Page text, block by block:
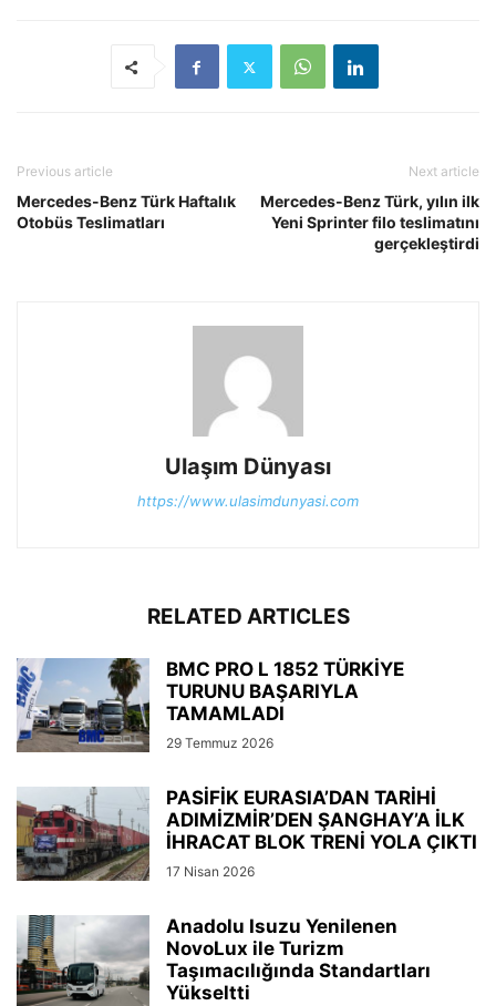
Previous article
Mercedes-Benz Türk Haftalık
Otobüs Teslimatları
Next article
Mercedes-Benz Türk, yılın ilk
Yeni Sprinter filo teslimatını
gerçekleştirdi
Ulaşım Dünyası
https://www.ulasimdunyasi.com
RELATED ARTICLES
BMC PRO L 1852 TÜRKİYE
TURUNU BAŞARIYLA
TAMAMLADI
29 Temmuz 2026
PASİFİK EURASIA’DAN TARİHİ
ADIMİZMİR’DEN ŞANGHAY’A İLK
İHRACAT BLOK TRENİ YOLA ÇIKTI
17 Nisan 2026
Anadolu Isuzu Yenilenen
NovoLux ile Turizm
Taşımacılığında Standartları
Yükseltti